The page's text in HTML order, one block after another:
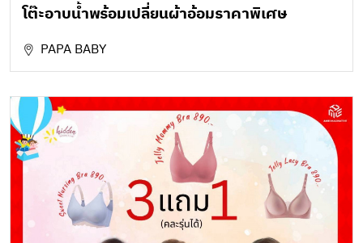
โต๊ะอาบน้ำพร้อมเปลี่ยนผ้าอ้อมราคาพิเศษ
PAPA BABY